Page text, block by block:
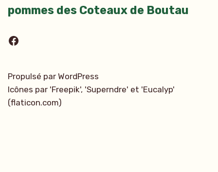
pommes des Coteaux de Boutau
Facebook
Propulsé par WordPress
Icônes par 'Freepik', 'Superndre' et 'Eucalyp'
(flaticon.com)